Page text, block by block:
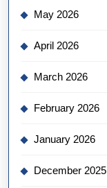
May 2026
April 2026
March 2026
February 2026
January 2026
December 2025